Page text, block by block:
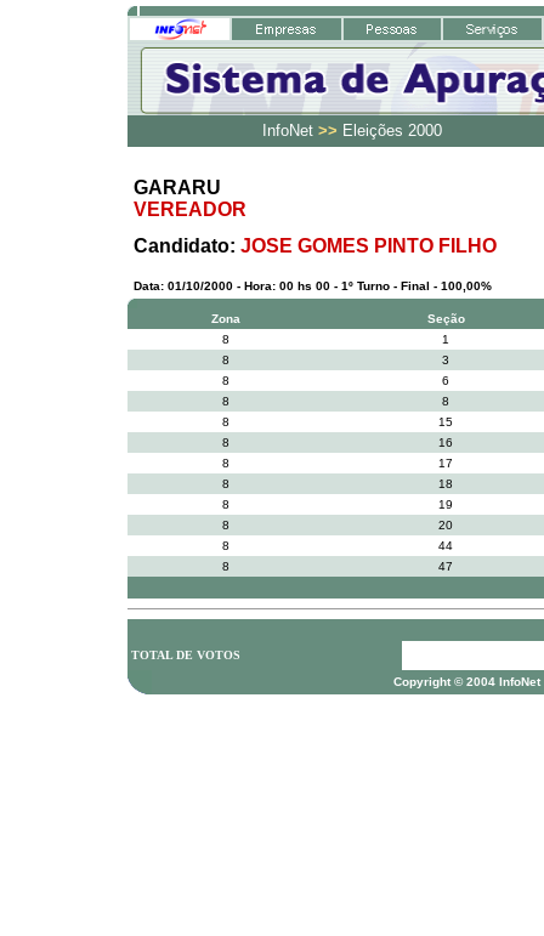
InfoNet >> Eleições 2000
GARARU
VEREADOR
Candidato: JOSE GOMES PINTO FILHO
Data: 01/10/2000 - Hora: 00 hs 00 - 1º Turno - Final - 100,00%
Zona
Seção
8
1
8
3
8
6
8
8
8
15
8
16
8
17
8
18
8
19
8
20
8
44
8
47
TOTAL DE VOTOS
Copyright © 2004